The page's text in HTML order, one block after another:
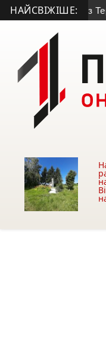
НАЙСВІЖІШЕ:
України з